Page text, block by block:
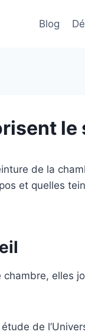
Blog
le
de la
et quelles
elles
de